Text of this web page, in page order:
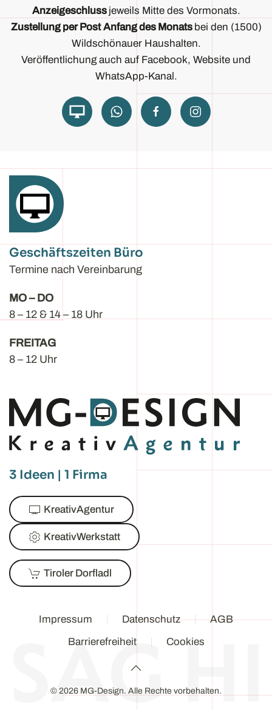
Anzeigeschluss jeweils Mitte des Vormonats.
Zustellung per Post Anfang des Monats bei den (1500)
Wildschönauer Haushalten.
Veröffentlichung auch auf Facebook, Website und
WhatsApp-Kanal.
Geschäftszeiten Büro
Termine nach Vereinbarung
MO – DO
8 – 12 & 14 – 18 Uhr
FREITAG
8 – 12 Uhr
3 Ideen | 1 Firma
KreativAgentur
KreativWerkstatt
Tiroler Dorfladl
Impressum Datenschutz
AGB
Barrierefreiheit
Cookies
© 2026 MG-Design. Alle Rechte vorbehalten.